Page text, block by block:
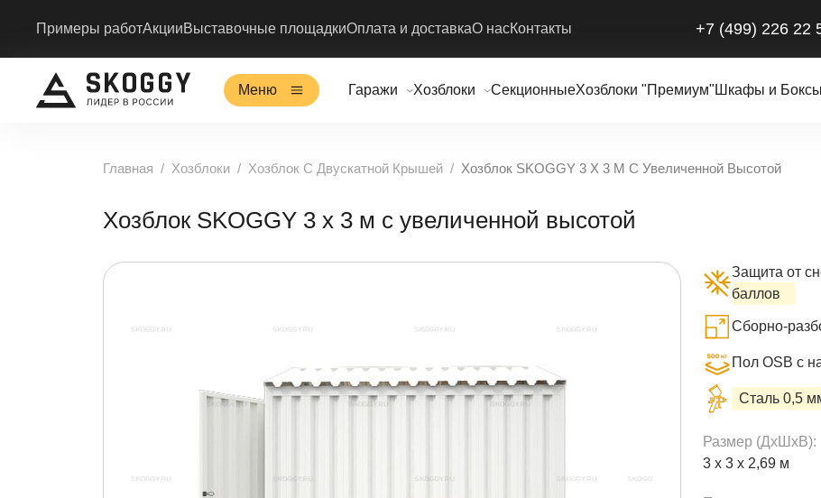
Примеры работАкцииВыставочные площадкиОплата и доставкаО насКонтакты +7 (499) 226 22
Меню Гаражи Хозблоки СекционныеХозблоки "Премиум" Шкафы и Боксы
Главная Хозблоки Хозблок С Двускатной Крышей Хозблок SKOGGY 3 Х 3 М С Увеличенной Высотой
Хозблок SKOGGY 3 х 3 м с увеличенной высотой
Защита от
баллов
Сборно-
Пол OSB с
Сталь 0,5
Размер (ДxШxВ):
3 х 3 х 2,69 м